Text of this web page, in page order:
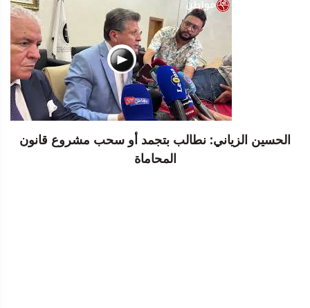
الحسين الزياني: نطالب بتجمد أو سحب مشروع قانون
المحاماة